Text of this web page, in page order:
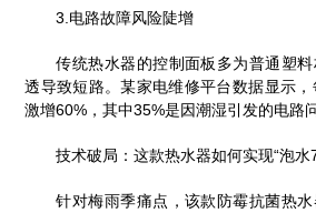
3.电路故障风险陡增
传统热水器的控制面板多为普通塑
透导致短路。某家电维修平台数据显示
激增60%，其中35%是因潮湿引发的电路
技术破局：这款热水器如何实现“泡水
针对梅雨季痛点，该款防霉抗菌热